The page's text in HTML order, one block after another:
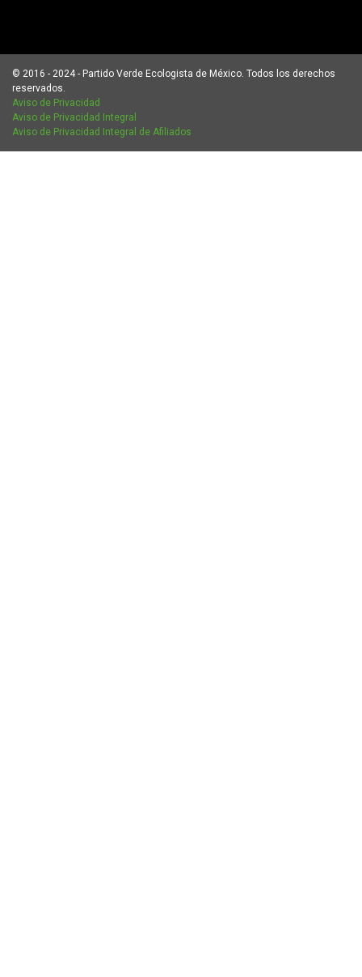
© 2016 - 2024 - Partido Verde Ecologista de México. Todos los derechos
reservados.
Aviso de Privacidad
Aviso de Privacidad Integral
Aviso de Privacidad Integral de Afiliados